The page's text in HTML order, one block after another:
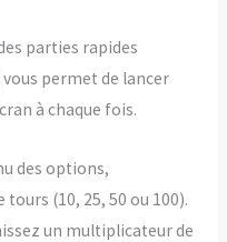
parties rapides
permet de lancer
à chaque fois.
des options,
(10, 25, 50 ou 100).
un multiplicateur de